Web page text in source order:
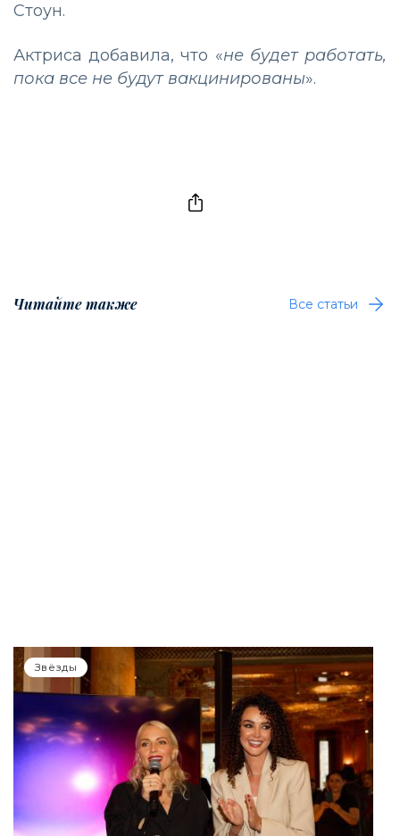
Стоун.
Актриса добавила, что «не будет работать,
пока все не будут вакцинированы».
Читайте также Все статьи
Звёзды